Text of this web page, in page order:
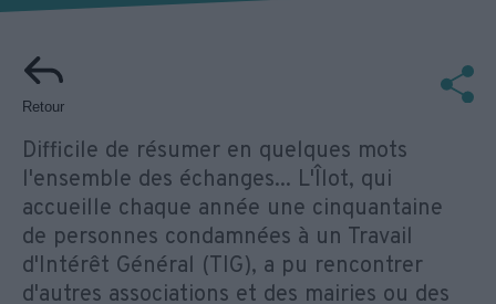
Retour
Difficile de résumer en quelques mots
l'ensemble des échanges... L'Îlot, qui
accueille chaque année une cinquantaine
de personnes condamnées à un Travail
d'Intérêt Général (TIG), a pu rencontrer
d'autres associations et des mairies ou des